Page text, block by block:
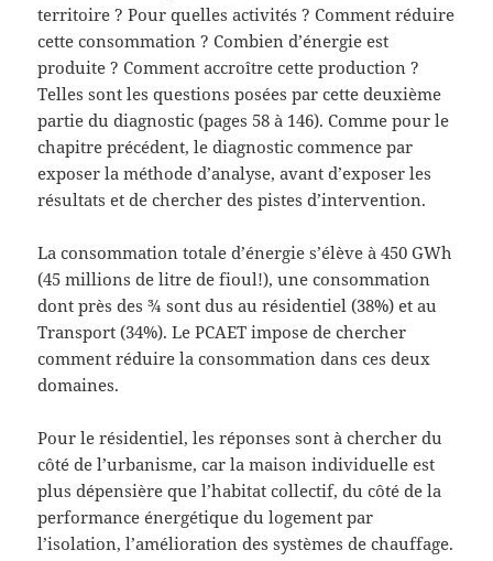
territoire ? Pour quelles activités ? Comment réduire
cette consommation ? Combien d’énergie est
produite ? Comment accroître cette production ?
Telles sont les questions posées par cette deuxième
partie du diagnostic (pages 58 à 146). Comme pour le
chapitre précédent, le diagnostic commence par
exposer la méthode d’analyse, avant d’exposer les
résultats et de chercher des pistes d’intervention.
La consommation totale d’énergie s’élève à 450 GWh
(45 millions de litre de fioul!), une consommation
dont près des ¾ sont dus au résidentiel (38%) et au
Transport (34%). Le PCAET impose de chercher
comment réduire la consommation dans ces deux
domaines.
Pour le résidentiel, les réponses sont à chercher du
côté de l’urbanisme, car la maison individuelle est
plus dépensière que l’habitat collectif, du côté de la
performance énergétique du logement par
l’isolation, l’amélioration des systèmes de chauffage.